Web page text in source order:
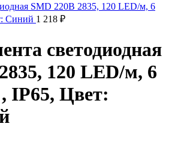
SMD 220В 2835, 120 LED/м, 6
Синий 1 218 ₽
светодиодная
120 LED/м, 6
IP65, Цвет: